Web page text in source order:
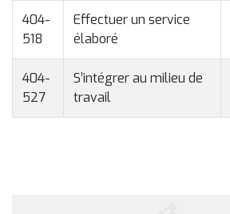
404-
518
Effectuer un service
élaboré
404-
527
S’intégrer au milieu de
travail